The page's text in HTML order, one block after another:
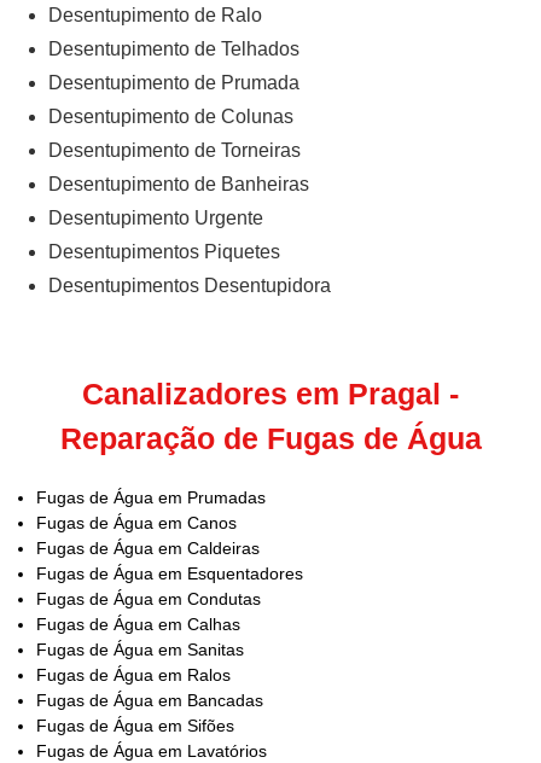
Desentupimento de Ralo
Desentupimento de Telhados
Desentupimento de Prumada
Desentupimento de Colunas
Desentupimento de Torneiras
Desentupimento de Banheiras
Desentupimento Urgente
Desentupimentos Piquetes
Desentupimentos Desentupidora
Canalizadores em Pragal -
Reparação de Fugas de Água
Fugas de Água em Prumadas
Fugas de Água em Canos
Fugas de Água em Caldeiras
Fugas de Água em Esquentadores
Fugas de Água em Condutas
Fugas de Água em Calhas
Fugas de Água em Sanitas
Fugas de Água em Ralos
Fugas de Água em Bancadas
Fugas de Água em Sifões
Fugas de Água em Lavatórios